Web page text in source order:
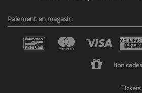
Paiement en magasin
Bon
Tickets